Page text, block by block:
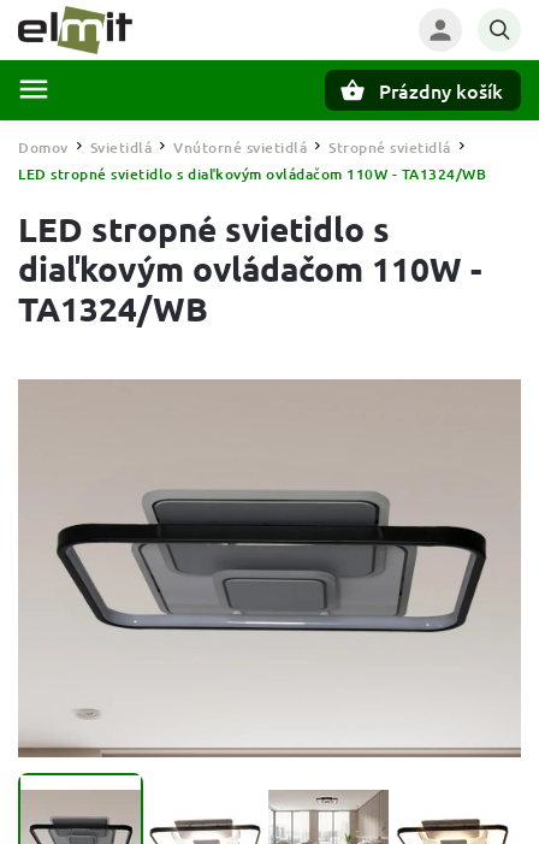
Prázdny košík
Domov / Svietidlá / Vnútorné svietidlá / Stropné svietidlá /
LED stropné svietidlo s diaľkovým ovládačom 110W - TA1324/WB
LED stropné svietidlo s
diaľkovým ovládačom 110W -
TA1324/WB